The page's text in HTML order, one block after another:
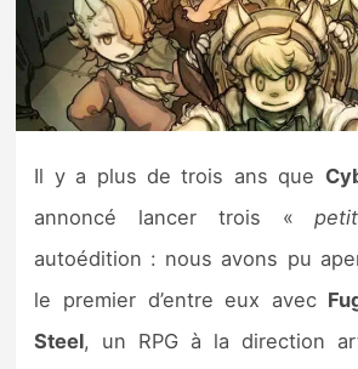
Rumeurs
Nintendo Direct
Tests et previews
Tests de jeux
Tests d’accessoires
Autres tests
Il y a plus de trois ans que
annoncé lancer trois «
autoédition : nous avons pu
le premier d’entre eux avec
Steel, un RPG à la direction